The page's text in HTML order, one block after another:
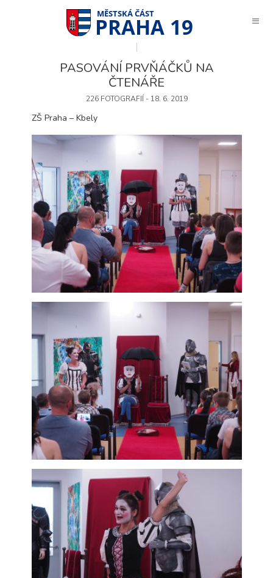
PRAHA 19
PASOVÁNÍ PRVŇÁČKŮ NA
ČTENÁŘE
226 FOTOGRAFIÍ - 18. 6. 2019
ZŠ Praha – Kbely
Technické
cookies
Technické
cookies jsou
nezbytné pro
webu a všech
funkcí, které
nabízí.
Nepožadujeme
Váš souhlas s
využitím
technických
cookies na
našem webu. Z
tohoto důvodu
technické
cookies
nemohou být
individuálně
deaktivovány
nebo
aktivovány.
Analytické